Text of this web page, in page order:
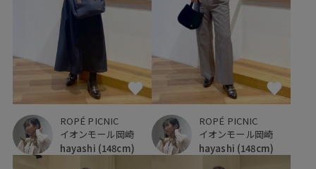
ROPÉ PICNIC
イオンモール岡崎
hayashi (148cm)
ROPÉ PICNIC
イオンモール岡崎
hayashi (148cm)